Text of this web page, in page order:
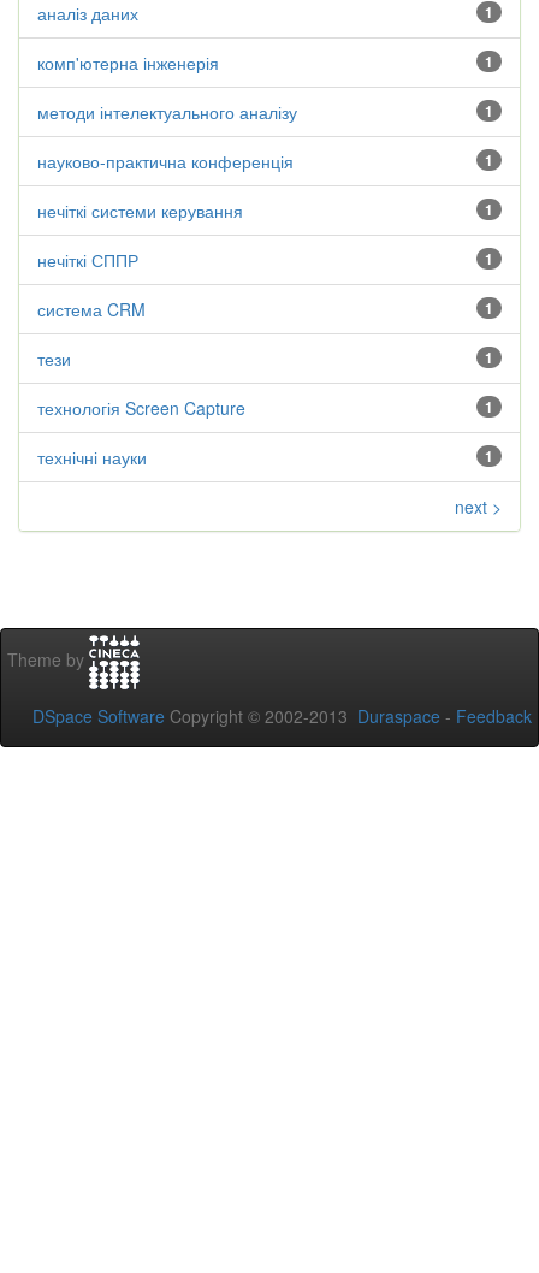
1
аналіз даних
1
комп'ютерна інженерія
1
методи інтелектуального аналізу
1
науково-практична конференція
1
нечіткі системи керування
1
нечіткі СППР
1
система CRM
1
тези
1
технологія Screen Capture
1
технічні науки
next >
Theme by
DSpace Software Copyright © 2002-2013 Duraspace - Feedback